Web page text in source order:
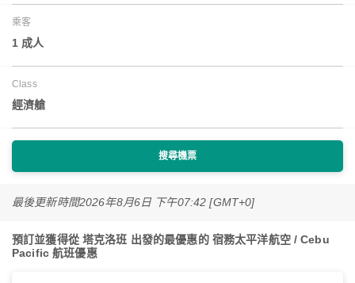
乘客
1 成人
Class
經濟艙
搜尋機票
最後更新時間2026年8月6日 下午07:42 [GMT+0]
預訂並獲得從 塔克洛班 出發的最優惠的 宿務太平洋航空 / Cebu
Pacific 航班優惠